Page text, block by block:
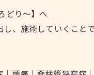
どり～】へ
、施術していくこと